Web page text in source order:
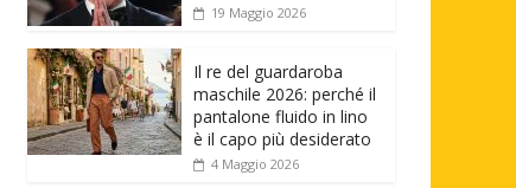
19 Maggio 2026
Il re del guardaroba
maschile 2026: perché il
pantalone fluido in lino
è il capo più desiderato
4 Maggio 2026